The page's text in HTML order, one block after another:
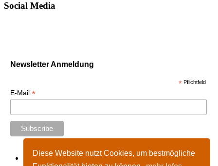
Diese Website nutzt Cookies, um bestmögliche
Social Media
Newsletter Anmeldung
* Pflichtfeld
E-Mail *
Start